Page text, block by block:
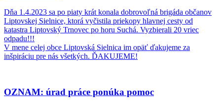
Dňa 1.4.2023 sa po piaty krát konala dobrovoľná brigáda občanov
Liptovskej Sielnice, ktorá vyčistila priekopy hlavnej cesty od
katastra Liptovský Trnovec po horu Suchá. Vyzbierali 20 vriec
odpadu!!!
V mene celej obce Liptovská Sielnica im opäť ďakujeme za
inšpiráciu pre nás všetkých. ĎAKUJEME!
OZNAM: úrad práce ponúka pomoc